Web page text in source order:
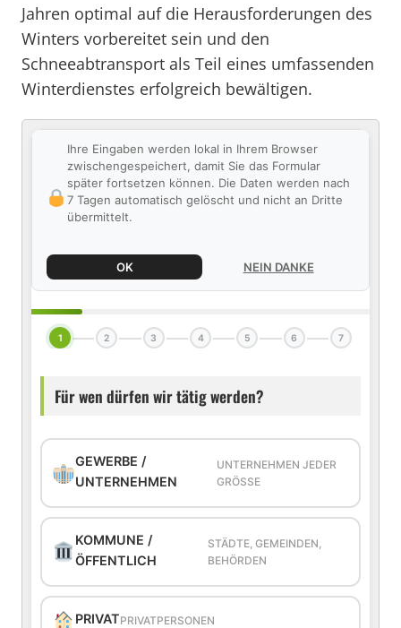
Jahren optimal auf die Herausforderungen des
Winters vorbereitet sein und den
Schneeabtransport als Teil eines umfassenden
Winterdienstes erfolgreich bewältigen.
Ihre Eingaben werden lokal in Ihrem Browser
zwischengespeichert, damit Sie das Formular
später fortsetzen können. Die Daten werden nach
7 Tagen automatisch gelöscht und nicht an Dritte
übermittelt.
OK NEIN DANKE
1 2 3 4 5 6 7
Für wen dürfen wir tätig werden?
GEWERBE /
UNTERNEHMEN
UNTERNEHMEN JEDER
GRÖSSE
KOMMUNE /
ÖFFENTLICH
STÄDTE, GEMEINDEN,
BEHÖRDEN
PRIVATPRIVATPERSONEN